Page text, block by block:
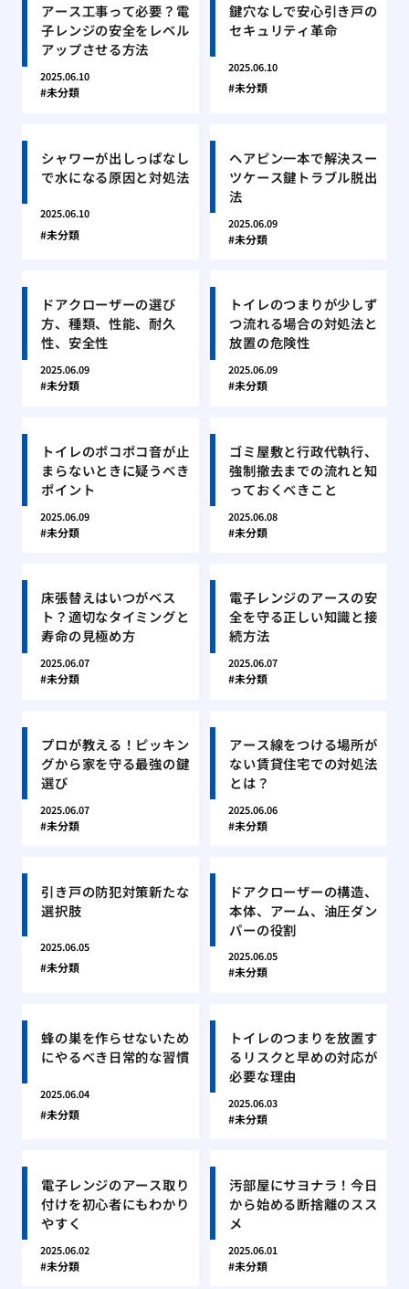
アース工事って必要？電
子レンジの安全をレベル
アップさせる方法
2025.06.10
未分類
鍵穴なしで安心引き戸の
セキュリティ革命
2025.06.10
未分類
シャワーが出しっぱなし
で水になる原因と対処法
2025.06.10
未分類
ヘアピン一本で解決スー
ツケース鍵トラブル脱出
法
2025.06.09
未分類
ドアクローザーの選び
方、種類、性能、耐久
性、安全性
2025.06.09
未分類
トイレのつまりが少しず
つ流れる場合の対処法と
放置の危険性
2025.06.09
未分類
トイレのポコポコ音が止
まらないときに疑うべき
ポイント
2025.06.09
未分類
ゴミ屋敷と行政代執行、
強制撤去までの流れと知
っておくべきこと
2025.06.08
未分類
床張替えはいつがベス
ト？適切なタイミングと
寿命の見極め方
2025.06.07
未分類
電子レンジのアースの安
全を守る正しい知識と接
続方法
2025.06.07
未分類
プロが教える！ピッキン
グから家を守る最強の鍵
選び
2025.06.07
未分類
アース線をつける場所が
ない賃貸住宅での対処法
とは？
2025.06.06
未分類
引き戸の防犯対策新たな
選択肢
2025.06.05
未分類
ドアクローザーの構造、
本体、アーム、油圧ダン
パーの役割
2025.06.05
未分類
蜂の巣を作らせないため
にやるべき日常的な習慣
2025.06.04
未分類
トイレのつまりを放置す
るリスクと早めの対応が
必要な理由
2025.06.03
未分類
電子レンジのアース取り
付けを初心者にもわかり
やすく
2025.06.02
未分類
汚部屋にサヨナラ！今日
から始める断捨離のスス
メ
2025.06.01
未分類